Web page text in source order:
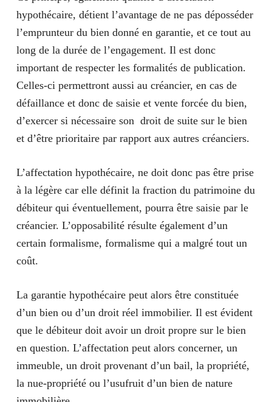
hypothécaire, détient l’avantage de ne pas déposséder
l’emprunteur du bien donné en garantie, et ce tout au
long de la durée de l’engagement. Il est donc
important de respecter les formalités de publication.
Celles-ci permettront aussi au créancier, en cas de
défaillance et donc de saisie et vente forcée du bien,
d’exercer si nécessaire son droit de suite sur le bien
et d’être prioritaire par rapport aux autres créanciers.
L’affectation hypothécaire, ne doit donc pas être prise
à la légère car elle définit la fraction du patrimoine du
débiteur qui éventuellement, pourra être saisie par le
créancier. L’opposabilité résulte également d’un
certain formalisme, formalisme qui a malgré tout un
coût.
La garantie hypothécaire peut alors être constituée
d’un bien ou d’un droit réel immobilier. Il est évident
que le débiteur doit avoir un droit propre sur le bien
en question. L’affectation peut alors concerner, un
immeuble, un droit provenant d’un bail, la propriété,
la nue-propriété ou l’usufruit d’un bien de nature